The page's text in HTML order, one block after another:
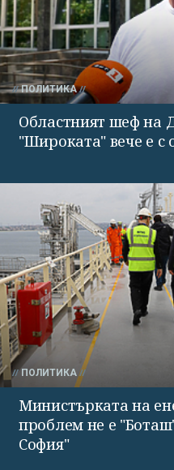
ПОЛИТИКА
Областният шеф на
"Широката" вече е с
ПОЛИТИКА
Министърката на
проблем не е
София"